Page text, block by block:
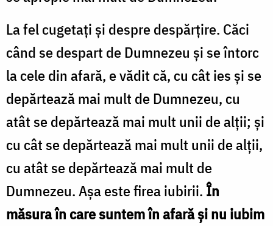
La fel cugetați și despre despărțire. Căci
când se despart de Dumnezeu și se întorc
la cele din afară, e vădit că, cu cât ies și se
depărtează mai mult de Dumnezeu, cu
atât se depărtează mai mult unii de alții; și
cu cât se depărtează mai mult unii de alții,
cu atât se depărtează mai mult de
Dumnezeu. Așa este firea iubirii.În
măsura în care suntem în afară și nu iubim